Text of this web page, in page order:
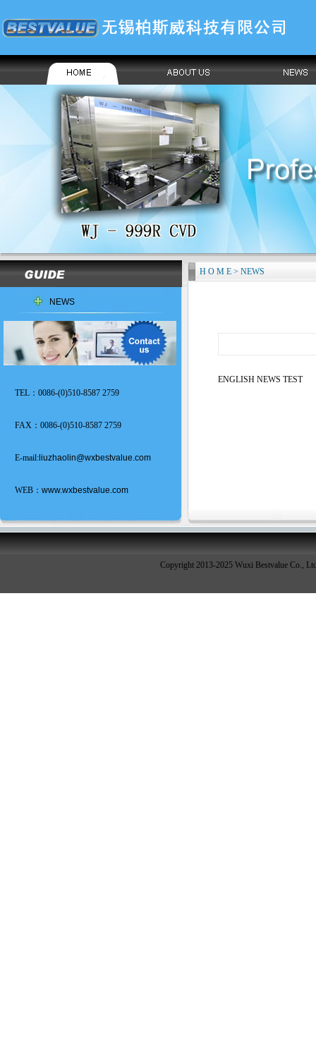
NEWS
TEL：0086-(0)510-8587 2759
FAX：0086-(0)510-8587 2759
E-mail: liuzhaolin@wxbestvalue.com
WEB： www.wxbestvalue.com
H O M E > NEWS
ENGLISH NEWS TEST
Copyright 2013-2025 Wuxi Bestvalue Co.,